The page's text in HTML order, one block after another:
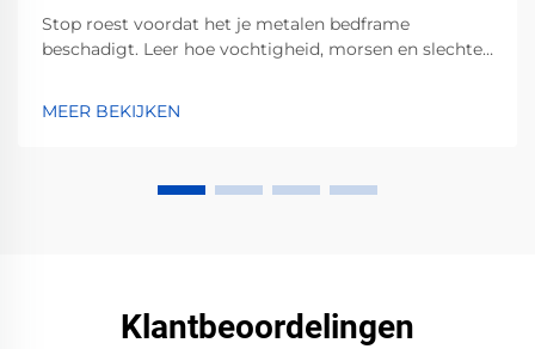
Stop roest voordat het je metalen bedframe
beschadigt. Leer hoe vochtigheid, morsen en slechte
Bescherm nu jouw investering.
MEER BEKIJKEN
Klantbeoordelingen